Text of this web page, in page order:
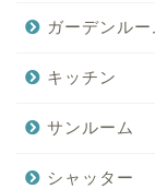
ガーデンルー
キッチン
サンルーム
シャッター